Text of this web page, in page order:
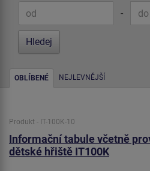
-
OBLÍBENÉ NEJLEVNĚJŠÍ
Produkt - IT-100K-10
Informační tabule včetně
dětské hřiště IT100K